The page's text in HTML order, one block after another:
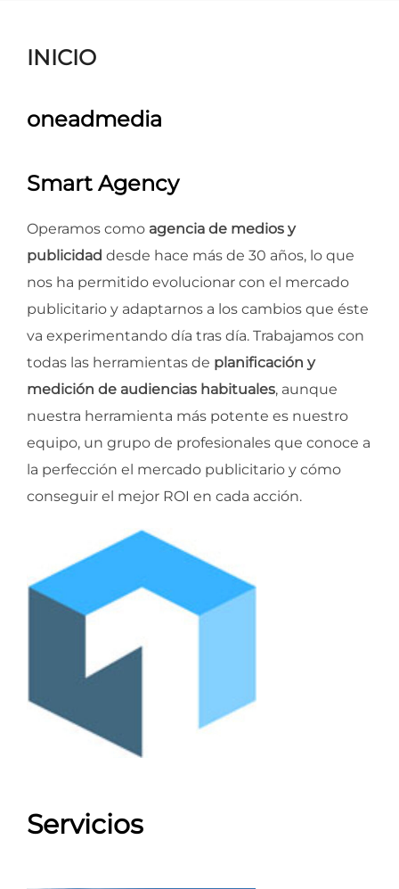
INICIO
oneadmedia
Smart Agency
Operamos como agencia de medios y
publicidad desde hace más de 30 años, lo que
nos ha permitido evolucionar con el mercado
publicitario y adaptarnos a los cambios que éste
va experimentando día tras día. Trabajamos con
todas las herramientas de planificación y
medición de audiencias habituales, aunque
nuestra herramienta más potente es nuestro
equipo, un grupo de profesionales que conoce a
la perfección el mercado publicitario y cómo
conseguir el mejor ROI en cada acción.
Servicios